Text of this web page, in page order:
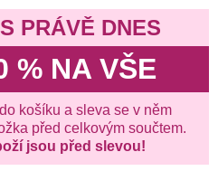
PRÁVĚ DNES
% NA VŠE
košíku a sleva se v něm
před celkovým součtem.
jsou před slevou!